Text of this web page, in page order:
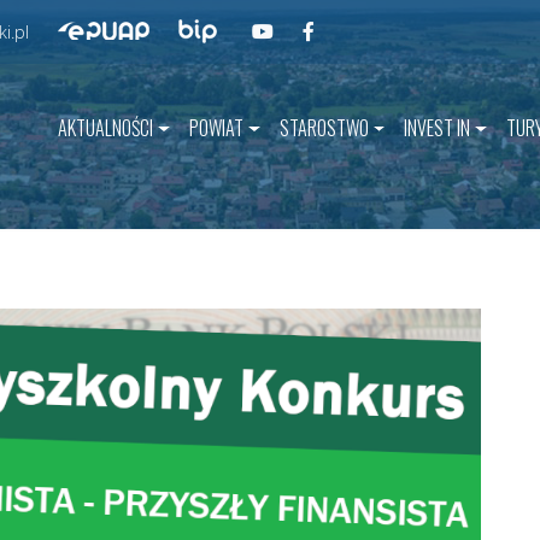
Przejdź do ePUAPPrzejdź do BIPPrzejdź do naszego kanału na
AKTUALNOŚCI POWIAT STAROSTWO INVEST IN